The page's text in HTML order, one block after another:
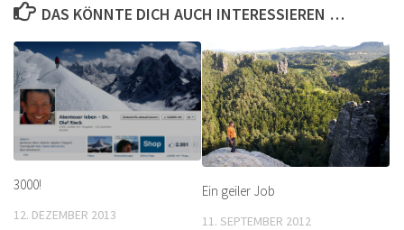
DAS KÖNNTE DICH AUCH INTERESSIEREN …
3000!
12. DEZEMBER 2013
Ein geiler Job
11. SEPTEMBER 2012